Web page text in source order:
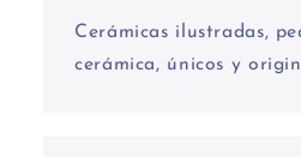
Cerámicas ilustradas,
cerámica, únicos y